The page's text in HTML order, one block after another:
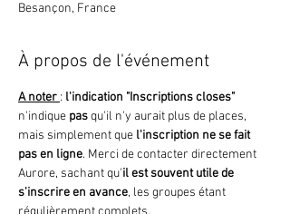
Besançon, France
À propos de l'événement
A noter : l'indication "Inscriptions closes"
n'indique pas qu'il n'y aurait plus de places,
mais simplement que l'inscription ne se fait
pas en ligne. Merci de contacter directement
Aurore, sachant qu'il est souvent utile de
s'inscrire en avance, les groupes étant